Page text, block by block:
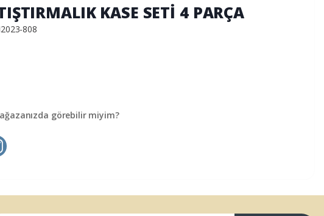
KASE SETİ 4 PARÇA
808
görebilir miyim?